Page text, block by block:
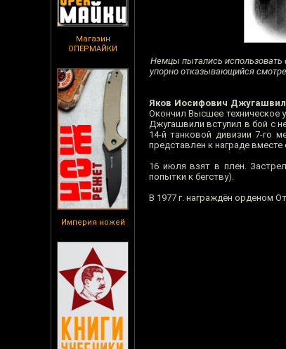
Магазин
ОПЕРМАЙКИ
Империя ножей
Немцы пытались использовать
упорно отказывающийся
Яков Иосифович
Окончил Высшее техническое
Джугашвили вступил в бой с
14-й танковой дивизии 7-го
представлен к награде
16 июля взят в плен.
попытки к бегству).
В 1977 г. награждён орденом